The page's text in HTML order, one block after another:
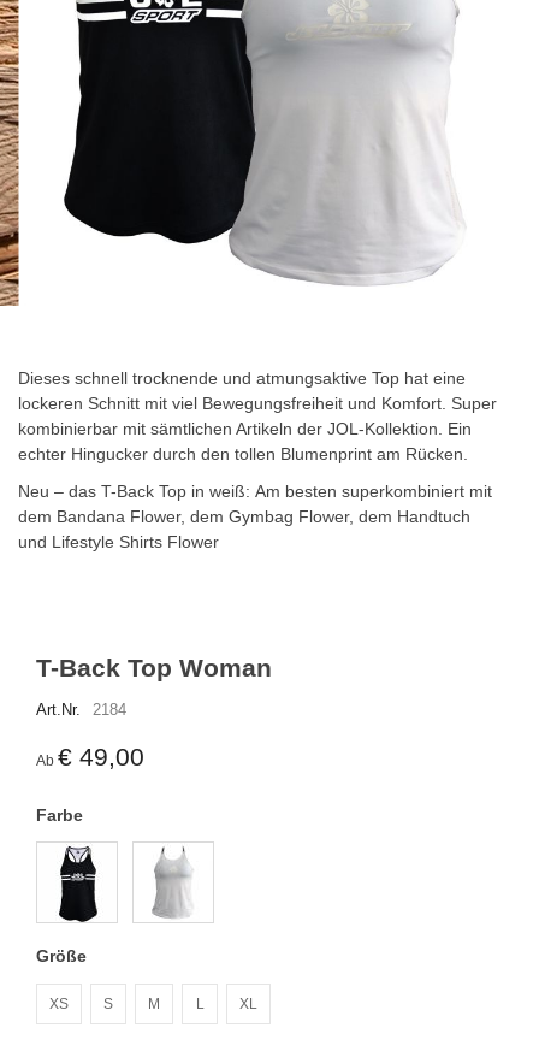
T-Back Top Woman
Art.Nr. 2184
Ab € 49,00
Farbe
Größe
XS S M L XL
Dieses schnell trocknende und atmungsaktive Top hat eine
lockeren Schnitt mit viel Bewegungsfreiheit und Komfort. Super
kombinierbar mit sämtlichen Artikeln der JOL-Kollektion. Ein
echter Hingucker durch den tollen Blumenprint am Rücken.
Neu – das T-Back Top in weiß: Am besten superkombiniert mit
dem Bandana Flower, dem Gymbag Flower, dem Handtuch
und Lifestyle Shirts Flower